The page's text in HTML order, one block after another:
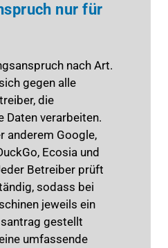
nur für
nach Art.
gegen alle
die
Daten verarbeiten.
anderem Google,
Ecosia und
Betreiber prüft
sodass bei
jeweils ein
gestellt
umfassende